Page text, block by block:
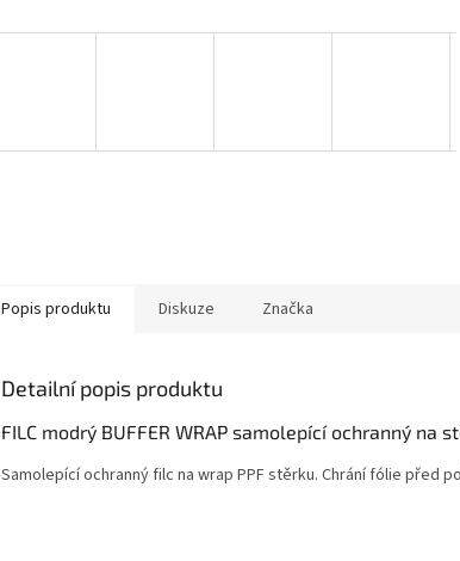
Popis produktu Diskuze Značka
Detailní popis produktu
FILC modrý BUFFER WRAP samolepící ochranný na
Samolepící ochranný filc na wrap PPF stěrku. Chrání fólie před